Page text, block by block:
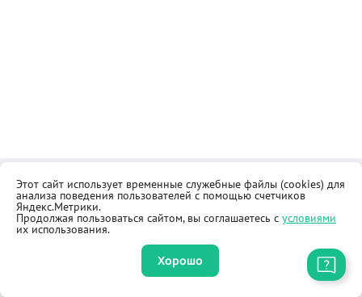
Контакты
Как купить
Общественная приёмная
Реквизиты
Оферта
Правила продажи товаров
Этот сайт использует временные служебные файлы (cookies) для
анализа поведения пользователей с помощью счетчиков
Яндекс.Метрики.
Продолжая пользоваться сайтом, вы соглашаетесь с условиями
их использования.
Хорошо